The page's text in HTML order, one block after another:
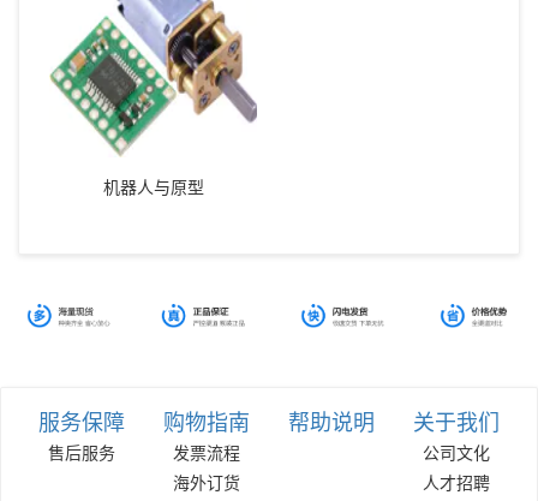
机器人与原型
服务保障
售后服务
购物指南
发票流程
海外订货
帮助说明 关于我们
公司文化
人才招聘